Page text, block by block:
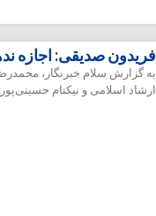
فریدون صدیقی: اجازه
به گزارش سلام خبرنگار،
ارشاد اسلامی و نیکنام